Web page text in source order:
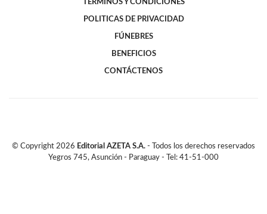
TÉRMINOS Y CONDICIONES
POLITICAS DE PRIVACIDAD
FÚNEBRES
BENEFICIOS
CONTÁCTENOS
© Copyright 2026 Editorial AZETA S.A. - Todos los derechos reservados
Yegros 745, Asunción - Paraguay - Tel: 41-51-000